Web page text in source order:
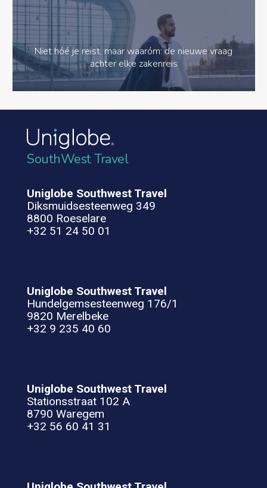
Niet hóé je reist, maar waaróm: de nieuwe vraag
achter elke zakenreis
SouthWest Travel
Uniglobe Southwest Travel
Diksmuidsesteenweg 349
8800 Roeselare
+32 51 24 50 01
Uniglobe Southwest Travel
Hundelgemsesteenweg 176/1
9820 Merelbeke
+32 9 235 40 60
Uniglobe Southwest Travel
Stationsstraat 102 A
8790 Waregem
+32 56 60 41 31